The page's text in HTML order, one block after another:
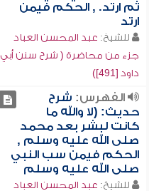
ثم ارتد. , الحكم فيمن
ارتد
للشيخ: عبد المحسن العباد
جزء من محاضرة ( شرح سنن أبي
داود [491])
الفهرس: شرح
حديث: (لا والله ما
كانت لبشر بعد محمد
صلى الله عليه وسلم ,
الحكم فيمن سب النبي
صلى الله عليه وسلم
للشيخ: عبد المحسن العباد